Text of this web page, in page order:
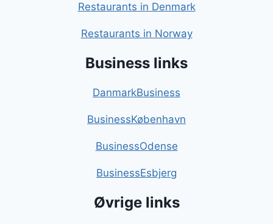
Restaurants in Denmark
Restaurants in Norway
Business links
DanmarkBusiness
BusinessKøbenhavn
BusinessOdense
BusinessEsbjerg
Øvrige links